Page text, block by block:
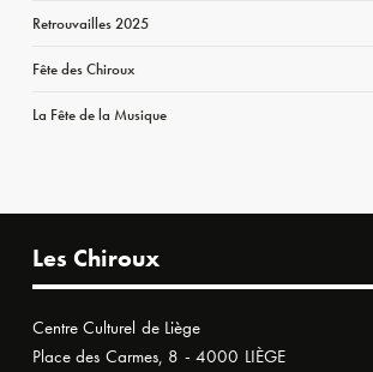
Retrouvailles 2025
Fête des Chiroux
La Fête de la Musique
Les Chiroux
Centre Culturel de Liège
Place des Carmes, 8 - 4000 LIÈGE